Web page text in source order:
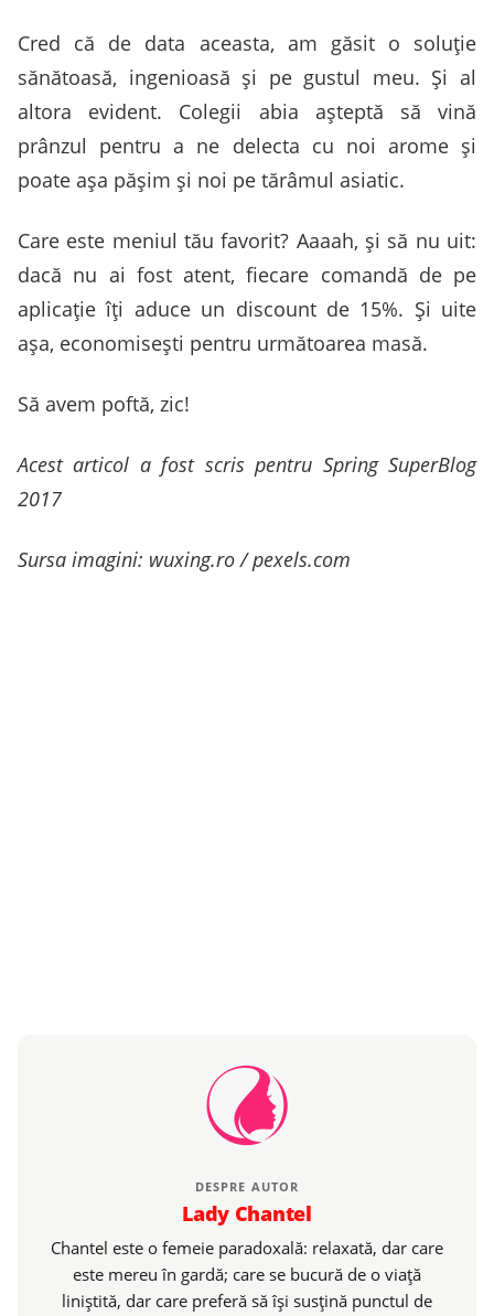
Cred că de data aceasta, am găsit o soluţie
sănătoasă, ingenioasă şi pe gustul meu. Şi al
altora evident. Colegii abia aşteptă să vină
prânzul pentru a ne delecta cu noi arome şi
poate aşa păşim şi noi pe tărâmul asiatic.
Care este meniul tău favorit? Aaaah, şi să nu uit:
dacă nu ai fost atent, fiecare comandă de pe
aplicaţie îţi aduce un discount de 15%. Şi uite
aşa, economiseşti pentru următoarea masă.
Să avem poftă, zic!
Acest articol a fost scris pentru Spring SuperBlog
2017
Sursa imagini: wuxing.ro / pexels.com
DESPRE AUTOR
Lady Chantel
Chantel este o femeie paradoxală: relaxată, dar care
este mereu în gardă; care se bucură de o viaţă
liniştită, dar care preferă să îşi susţină punctul de